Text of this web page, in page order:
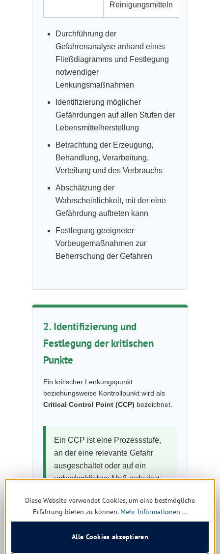
Reinigungsmitteln
Durchführung der
Gefahrenanalyse anhand eines
Fließdiagramms und Festlegung
notwendiger
Lenkungsmaßnahmen
Identifizierung möglicher
Gefährdungen auf allen Stufen der
Lebensmittelherstellung
Betrachtung der Erzeugung,
Behandlung, Verarbeitung,
Verteilung und des Verbrauchs
Abschätzung der
Wahrscheinlichkeit, mit der eine
Gefährdung auftreten kann
Festlegung geeigneter
Vorbeugemaßnahmen zur
Beherrschung der Gefahren
2. Identifizierung und
Festlegung der kritischen
Punkte
Ein kritischer Lenkungspunkt
beziehungsweise Kontrollpunkt wird als
Critical Control Point (CCP) bezeichnet.
Ein CCP ist eine Prozessstufe,
an der eine relevante Gefahr
ausgeschaltet oder auf ein
unbedenkliches Maß reduziert
Es müssen die Stellen, Behandlungs- und
Diese Website verwendet Cookies, um eine bestmögliche
Erfahrung bieten zu können. Mehr Informationen ...
Alle Cookies akzeptieren